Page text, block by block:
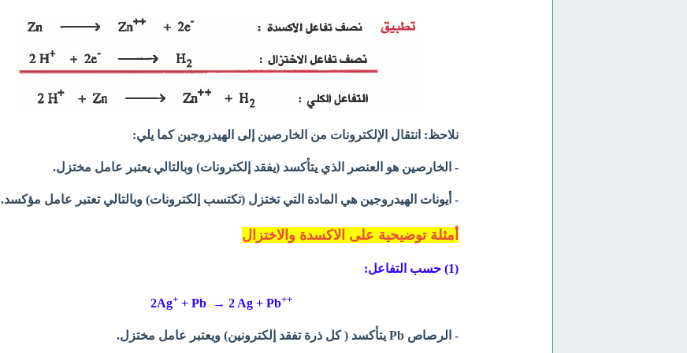
نلاحظ: انتقال الإلكترونات من الخارصين إلى الهيدروجين كما يلي:
- الخارصين هو العنصر الذي يتأكسد (يفقد إلكترونات) وبالتالي يعتبر عامل مختزل.
- أيونات الهيدروجين هي المادة التي تختزل (تكتسب إلكترونات) وبالتالي تعتبر عامل مؤكسد.
أمثلة توضيحية على الاكسدة والاختزال
(1) حسب التفاعل:
++
2Ag++ Pb → 2 Ag + Pb
- الرصاص Pb يتأكسد ( كل ذرة تفقد إلكترونين) ويعتبر عامل مختزل.